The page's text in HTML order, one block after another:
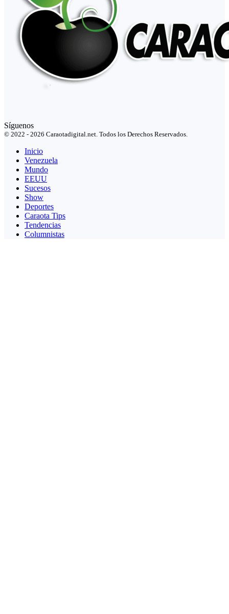
Síguenos
© 2022 - 2026 Caraotadigital.net. Todos los Derechos Reservados.
Inicio
Venezuela
Mundo
EEUU
Sucesos
Show
Deportes
Caraota Tips
Tendencias
Columnistas